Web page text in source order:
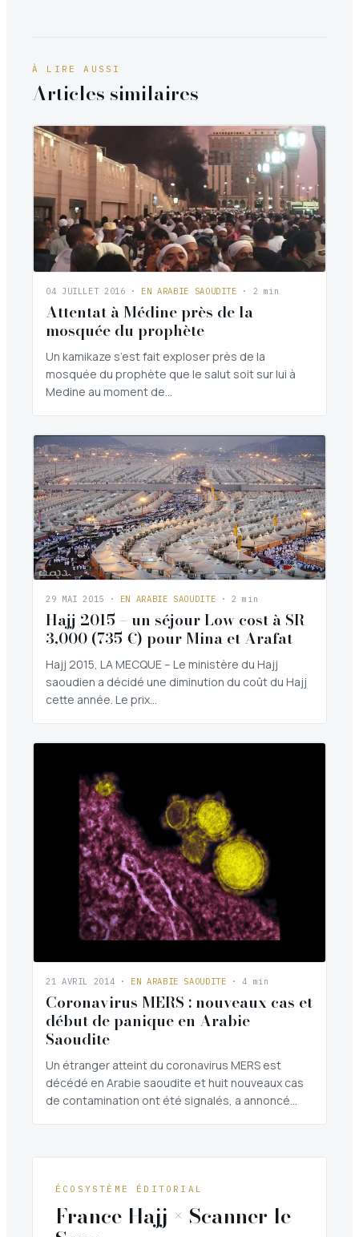
À LIRE AUSSI
Articles similaires
04 JUILLET 2016 · EN ARABIE SAOUDITE · 2 min
Attentat à Médine près de la
mosquée du prophète
Un kamikaze s’est fait exploser près de la
mosquée du prophète que le salut soit sur lui à
Medine au moment de…
29 MAI 2015 · EN ARABIE SAOUDITE · 2 min
Hajj 2015 – un séjour Low cost à SR
3,000 (735 €) pour Mina et Arafat
Hajj 2015, LA MECQUE – Le ministère du Hajj
saoudien a décidé une diminution du coût du Hajj
cette année. Le prix…
21 AVRIL 2014 · EN ARABIE SAOUDITE · 4 min
Coronavirus MERS : nouveaux cas et
début de panique en Arabie
Saoudite
Un étranger atteint du coronavirus MERS est
décédé en Arabie saoudite et huit nouveaux cas
de contamination ont été signalés, a annoncé…
ÉCOSYSTÈME ÉDITORIAL
France Hajj × Scanner le